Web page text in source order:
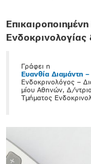
Γράφει η
Ευανθία Διαμάντη
Ενδοκρινολόγος –
μίου Αθηνών, Δ/ντρια
Τμήματος